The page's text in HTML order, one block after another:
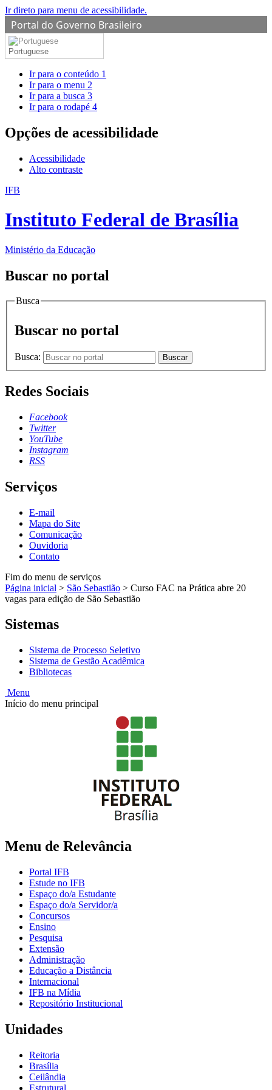
Ir direto para menu de acessibilidade.
Portal do Governo Brasileiro
Portuguese
Ir para o conteúdo 1
Ir para o menu 2
Ir para a busca 3
Ir para o rodapé 4
Opções de acessibilidade
Acessibilidade
Alto contraste
IFB
Instituto Federal de Brasília
Ministério da Educação
Buscar no portal
Busca
Buscar no portal
Busca: Buscar
Redes Sociais
Facebook
Twitter
YouTube
Instagram
RSS
Serviços
E-mail
Mapa do Site
Comunicação
Ouvidoria
Contato
Fim do menu de serviços
Página inicial > São Sebastião > Curso FAC na Prática abre 20
vagas para edição de São Sebastião
Sistemas
Sistema de Processo Seletivo
Sistema de Gestão Acadêmica
Bibliotecas
Menu
Início do menu principal
Menu de Relevância
Portal IFB
Estude no IFB
Espaço do/a Estudante
Espaço do/a Servidor/a
Concursos
Ensino
Pesquisa
Extensão
Administração
Educação a Distância
Internacional
IFB na Mídia
Repositório Institucional
Unidades
Reitoria
Brasília
Ceilândia
Estrutural